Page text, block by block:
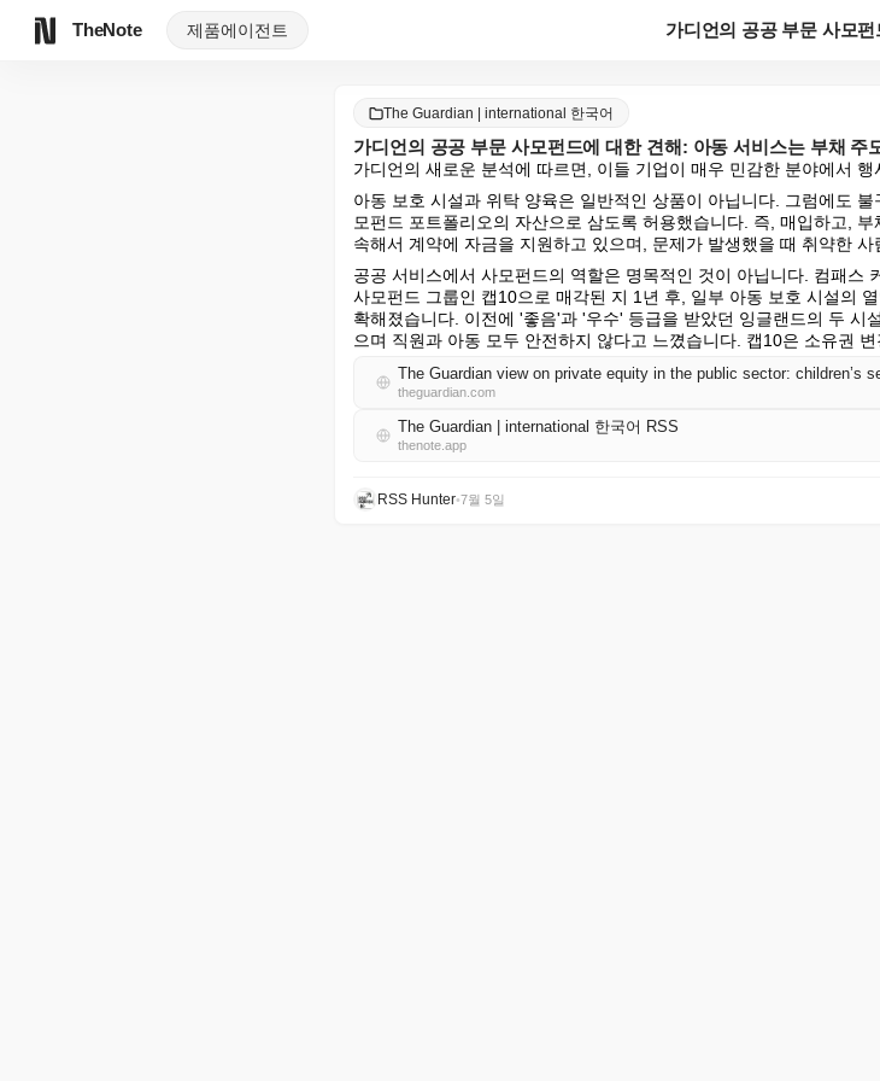
TheNote 제품에이전트
The Guardian | international 한국어
가디언의 공공 부문 사모펀드에 대한 견해: 아동 서비스는 부채 주
가디언의 새로운 분석에 따르면, 이들 기업이 매우 민감한 분야에서
아동 보호 시설과 위탁 양육은 일반적인 상품이 아닙니다. 그럼에도
모펀드 포트폴리오의 자산으로 삼도록 허용했습니다. 즉, 매입하고,
속해서 계약에 자금을 지원하고 있으며, 문제가 발생했을 때 취약한
공공 서비스에서 사모펀드의 역할은 명목적인 것이 아닙니다. 컴패스
사모펀드 그룹인 캡10으로 매각된 지 1년 후, 일부 아동 보호 시설의
확해졌습니다. 이전에 '좋음'과 '우수' 등급을 받았던 잉글랜드의 두 시
으며 직원과 아동 모두 안전하지 않다고 느꼈습니다. 캡10은 소유권
theguardian.com
The Guardian | international 한국어 RSS
thenote.app
RSS Hunter•7월 5일